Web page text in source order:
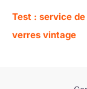
Test : service
verres vintage